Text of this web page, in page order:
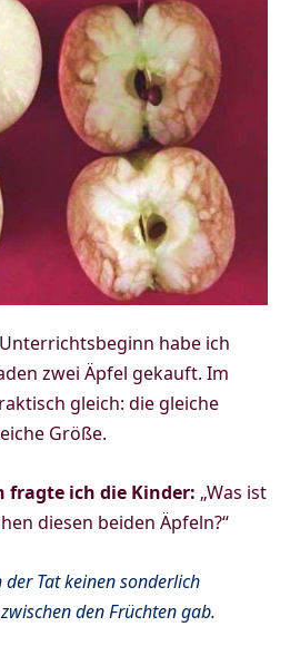
habe ich
zwei Äpfel gekauft. Im
gleich: die gleiche
Größe.
ich die Kinder: „Was ist
diesen beiden Äpfeln?“
der Tat keinen sonderlich
den Früchten gab.